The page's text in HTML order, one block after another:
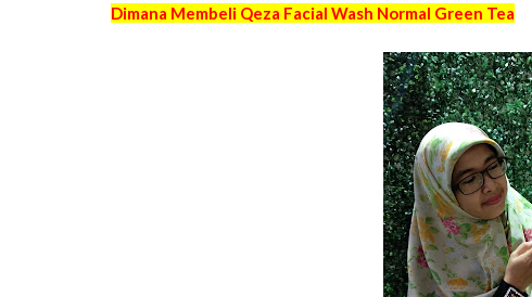
Dimana Membeli Qeza Facial Wash Normal Green Tea